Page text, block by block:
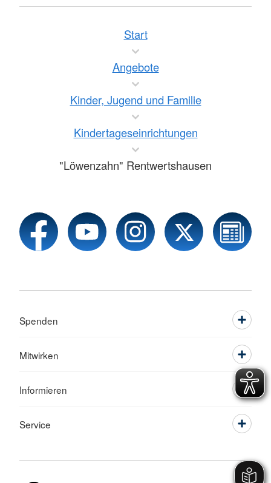
Start
Angebote
Kinder, Jugend und Familie
Kindertageseinrichtungen
"Löwenzahn" Rentwertshausen
Spenden
Mitwirken
Informieren
Service